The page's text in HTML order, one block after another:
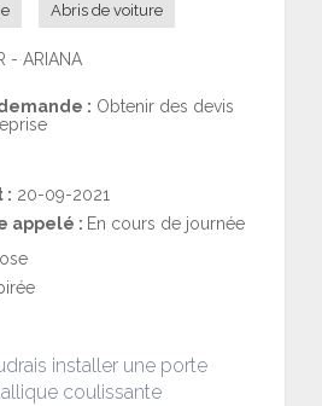
Abris de voiture
- ARIANA
: Obtenir des devis
: 20-09-2021
appelé : En cours de journée
installer une porte
coulissante